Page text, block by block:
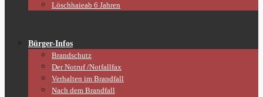
Löschhaieab 6 Jahren
Bürger-Infos
Brandschutz
Der Notruf /Notfallfax
Verhalten im Brandfall
Nach dem Brandfall